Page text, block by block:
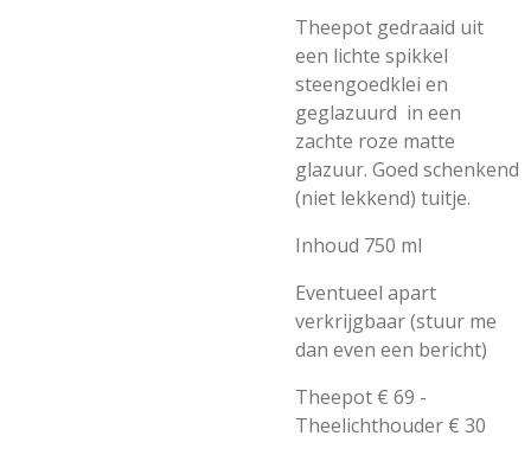
Theepot gedraaid uit
een lichte spikkel
steengoedklei en
geglazuurd in een
zachte roze matte
glazuur. Goed schenkend
(niet lekkend) tuitje.
Inhoud 750 ml
Eventueel apart
verkrijgbaar (stuur me
dan even een bericht)
Theepot € 69 -
Theelichthouder € 30